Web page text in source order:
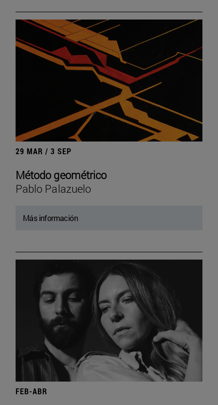
29 MAR / 3 SEP
Método geométrico
Pablo Palazuelo
Más información
FEB-ABR